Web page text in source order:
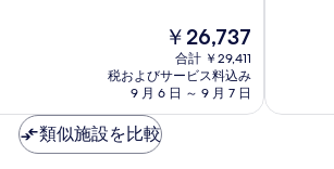
現
在
の
料
金
￥26,737
合計 ￥29,411
税およびサービス料込み
9 月 6 日 ～ 9 月 7 日
ズ
コ
類似施設を比較